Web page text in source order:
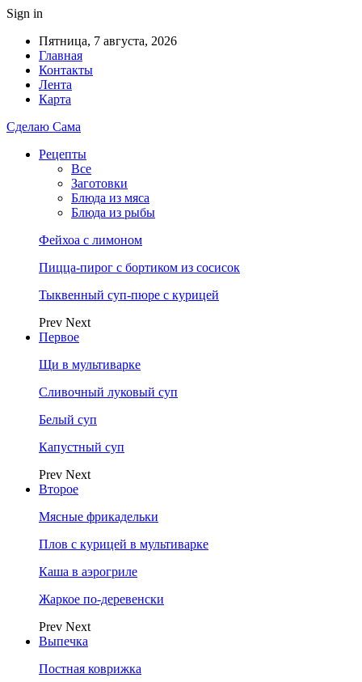
Sign in
Пятница, 7 августа, 2026
Главная
Контакты
Лента
Карта
Сделаю Сама
Рецепты
Все
Заготовки
Блюда из мяса
Блюда из рыбы
Фейхоа с лимоном
Пицца-пирог с бортиком из сосисок
Тыквенный суп-пюре с курицей
Prev Next
Первое
Щи в мультиварке
Сливочный луковый суп
Белый суп
Капустный суп
Prev Next
Второе
Мясные фрикадельки
Плов с курицей в мультиварке
Каша в аэрогриле
Жаркое по-деревенски
Prev Next
Выпечка
Постная коврижка